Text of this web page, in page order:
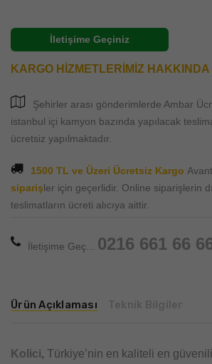
İletişime Geçiniz
KARGO HİZMETLERİMİZ HAKKINDA
Şehirler arası gönderimlerde Ambar
istanbul içi kamyon bazında yapılacak
ücretsiz yapılmaktadır.
1500 TL ve Üzeri Ücretsiz Kargo
siparişler için geçerlidir. Online siparişlerin
teslimatların ücreti alıcıya aittir.
İletişime Geç... 0216 661 66
Ürün Açıklaması
Kolici, Türkiye’nin en kaliteli en